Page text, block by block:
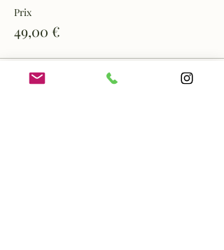
Prix
49,00 €
Vente expirée